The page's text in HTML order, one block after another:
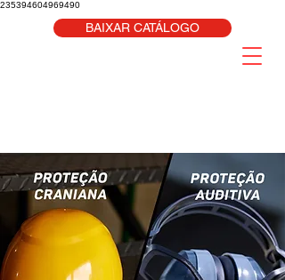
235394604969490
BAIXAR CATÁLOGO